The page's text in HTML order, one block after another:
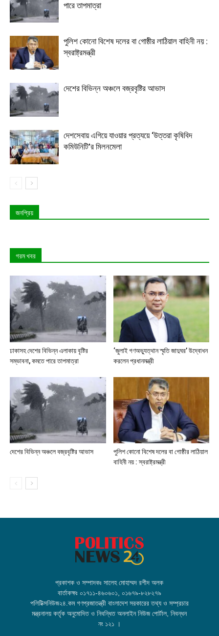
পারে তাপমাত্রা
পুলিশ কোনো বিশেষ দলের বা গোষ্ঠীর লাঠিয়াল বাহিনী নয় :
স্বরাষ্ট্রমন্ত্রী
দেশের বিভিন্ন অঞ্চলে বজ্রবৃষ্টির আভাস
দেশসেবায় এগিয়ে যাওয়ার প্রত্যয়ে ‘উত্তরা কৃষিবিদ
কমিউনিটি’র মিলনমেলা
জনপ্রিয়
গরম খবর
ঢাকাসহ দেশের বিভিন্ন এলাকায় বৃষ্টির
সম্ভাবনা, কমতে পারে তাপমাত্রা
‘জুলাই গণঅভ্যুত্থান স্মৃতি জাদুঘর’ উদ্বোধন
করলেন প্রধানমন্ত্রী
দেশের বিভিন্ন অঞ্চলে বজ্রবৃষ্টির আভাস
পুলিশ কোনো বিশেষ দলের বা গোষ্ঠীর লাঠিয়াল
বাহিনী নয় : স্বরাষ্ট্রমন্ত্রী
প্রকাশক ও সম্পাদকঃ সালেহ মোহাম্মদ রশীদ অলক
বার্তাকক্ষঃ ০১৭১১-৪৬০৬০১, ০১৬৭৯-৮২৮২৭৯
পলিটিক্সনিউজ২৪.কম গণপ্রজাতন্ত্রী বাংলাদেশ সরকারের তথ্য ও সম্প্রচার
মন্ত্রনালয় কর্তৃক অনুমোদিত ও নিবন্ধিত অনলাইন নিউজ পোর্টাল, নিবন্ধন
নং ১২১ ।